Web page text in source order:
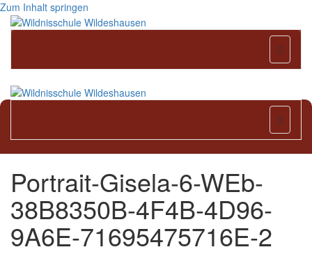
Zum Inhalt springen
Portrait-Gisela-6-WEb-
38B8350B-4F4B-4D96-
9A6E-71695475716E-2